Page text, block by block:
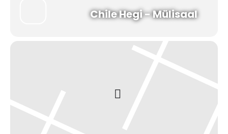
Chile Hegi - Mülisaal